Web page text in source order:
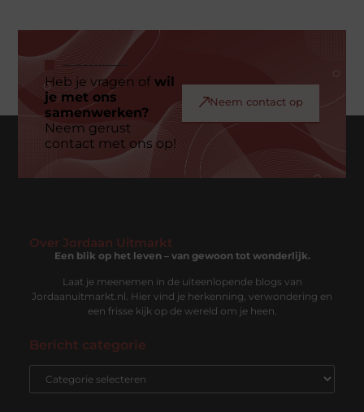
Heb je vragen ofwil
je met ons
samenwerken?
Neem gerust
contact met ons op!
Neem contact op
Over Jordaan Uitmarkt
Een blik op het leven – van gewoon tot wonderlijk.
Laat je meenemen in de uiteenlopende blogs van
Jordaanuitmarkt.nl. Hier vind je herkenning, verwondering en
een frisse kijk op de wereld om je heen.
Bericht categorie